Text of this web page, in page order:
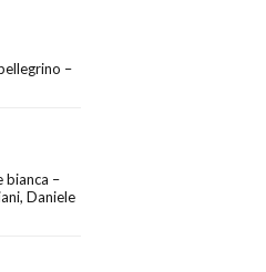
–
bianca –
Daniele